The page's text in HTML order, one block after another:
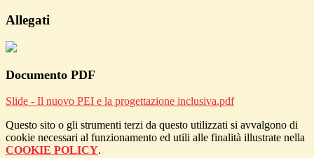
Allegati
Documento PDF
Slide - Il nuovo PEI e la progettazione inclusiva.pdf
Questo sito o gli strumenti terzi da questo utilizzati si avvalgono di
cookie necessari al funzionamento ed utili alle finalità illustrate nella
COOKIE POLICY.